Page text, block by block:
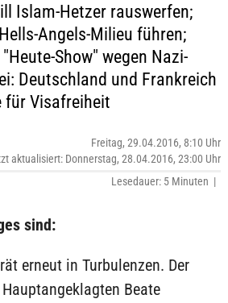
Islam-Hetzer rauswerfen;
Angels-Milieu führen;
Show" wegen Nazi-
Deutschland und Frankreich
für Visafreiheit
Freitag, 29.04.2016, 8:10 Uhr
aktualisiert: Donnerstag, 28.04.2016, 23:00 Uhr
Lesedauer: 5 Minuten |
sind:
erneut in Turbulenzen. Der
Beate